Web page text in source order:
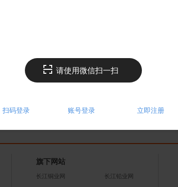
请使用微信扫一扫
扫码登录 账号登录 立即注册
旗下网站
长江铜业网
长江铅业网